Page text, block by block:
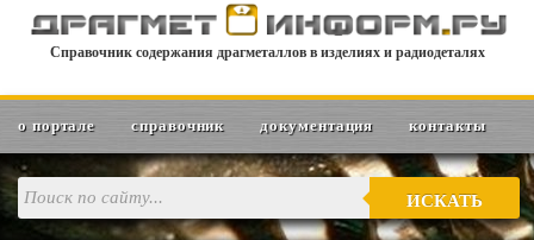
Справочник содержания драгметаллов в изделиях и радиодеталях
о портале справочник документация контакты
ИСКАТЬ